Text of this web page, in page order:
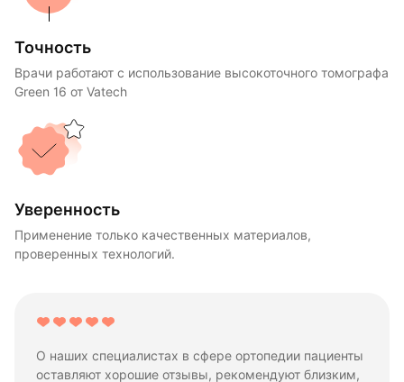
Точность
Врачи работают с использование высокоточного томографа
Green 16 от Vatech
Уверенность
Применение только качественных материалов,
проверенных технологий.
О наших специалистах в сфере ортопедии пациенты
оставляют хорошие отзывы, рекомендуют близким,